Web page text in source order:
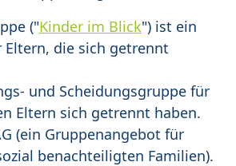
("Kinder im Blick") ist ein
Eltern, die sich getrennt
und Scheidungsgruppe für
Eltern sich getrennt haben.
(ein Gruppenangebot für
benachteiligten Familien).